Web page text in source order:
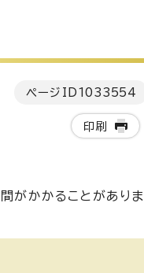
ページID 1033554
印刷
かかることがありま